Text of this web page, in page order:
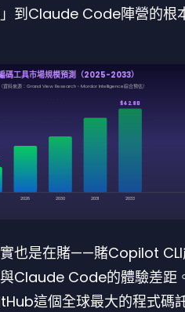
到Claude Code陣營的根
碼工具市場規模預測（2025-2033）
資料來源：Grand View Research、Mordor Intelligence綜合預估）
2028 2030 2031 2033
$42.8B
也是在賭——賭Copilot
Claude Code的體驗差距
這個全球最大的程式碼